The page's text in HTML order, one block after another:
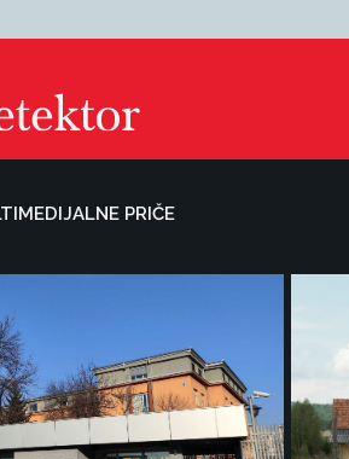
PRIČE